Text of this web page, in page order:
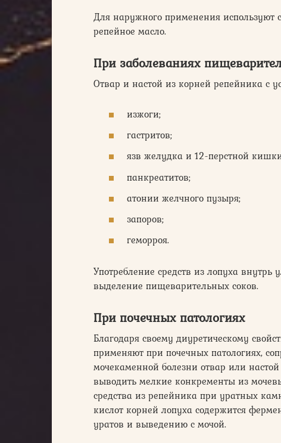
Для наружного применения используют
репейное масло.
При заболеваниях
Отвар и настой из корней репейника с
изжоги;
гастритов;
язв желудка и 12-перстной
панкреатитов;
атонии желчного пузыря;
запоров;
геморроя.
Употребление средств из лопуха
выделение пищеварительных соков.
При почечных патологиях
Благодаря своему диуретическому
применяют при почечных патологиях,
мочекаменной болезни отвар или
выводить мелкие конкременты из
средства из репейника при уратных
кислот корней лопуха содержится
уратов и выведению с мочой.